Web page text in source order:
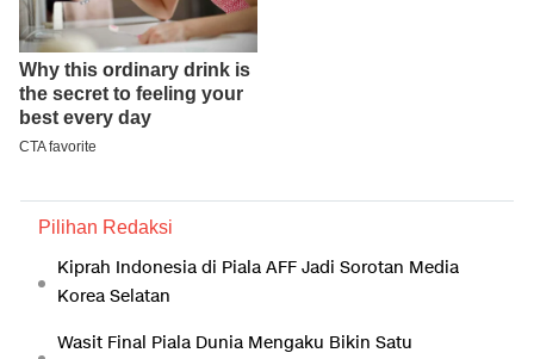
Pilihan Redaksi
Kiprah Indonesia di Piala AFF Jadi Sorotan Media
Korea Selatan
Wasit Final Piala Dunia Mengaku Bikin Satu